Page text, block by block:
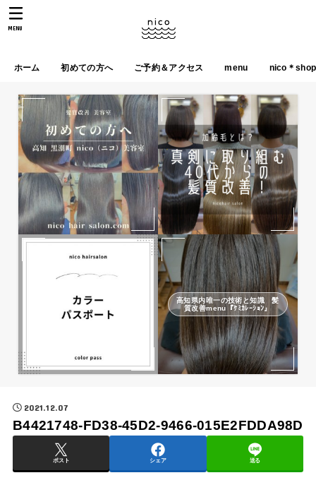
ホーム 初めての方へ ご予約＆アクセス menu nico＊shop
MENU
高知県内唯一の技術と知識 髪
質改善menu『ｹﾐｶﾚｰｼｮﾝ』
2021.12.07
B4421748-FD38-45D2-9466-015E2FDDA98D
ポスト シェア 送る